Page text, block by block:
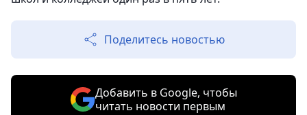
Поделитесь новостью
Добавить в Google, чтобы
читать новости первым